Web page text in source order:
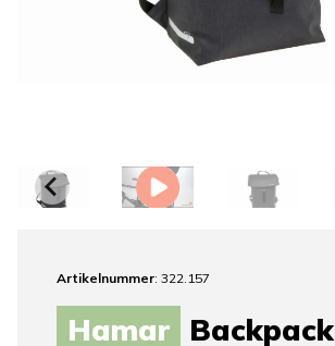
Artikelnummer: 322.157
Hamar Backpack